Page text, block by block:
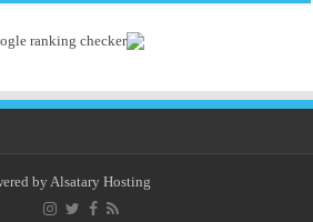
byAlsatary Hosting